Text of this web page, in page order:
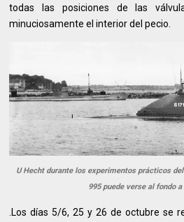
todas las posiciones de las
minuciosamente el interior del pecio.
U Hecht durante los experimentos prácticos
995 puede verse al fondo
.Los días 5/6, 25 y 26 de octubre se